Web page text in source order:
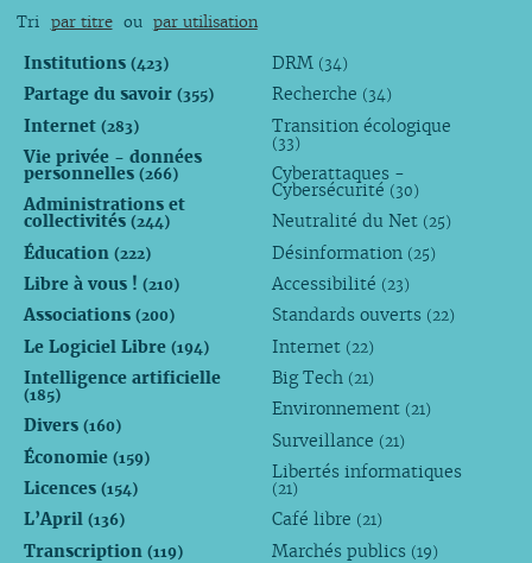
Tri par titre ou par utilisation
Institutions (423)
Partage du savoir (355)
Internet (283)
Vie privée - données
personnelles (266)
Administrations et
collectivités (244)
Éducation (222)
Libre à vous ! (210)
Associations (200)
Le Logiciel Libre (194)
Intelligence artificielle
(185)
Divers (160)
Économie (159)
Licences (154)
L’April (136)
Transcription (119)
DRM (34)
Recherche (34)
Transition écologique
(33)
Cyberattaques -
Cybersécurité (30)
Neutralité du Net (25)
Désinformation (25)
Accessibilité (23)
Standards ouverts (22)
Internet (22)
Big Tech (21)
Environnement (21)
Surveillance (21)
Libertés informatiques
(21)
Café libre (21)
Marchés publics (19)